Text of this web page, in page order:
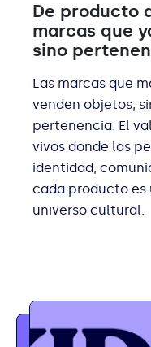
De producto
marcas que
sino
Las marcas que
venden objetos,
pertenencia. El
vivos donde las
identidad,
cada producto es
universo cultural.